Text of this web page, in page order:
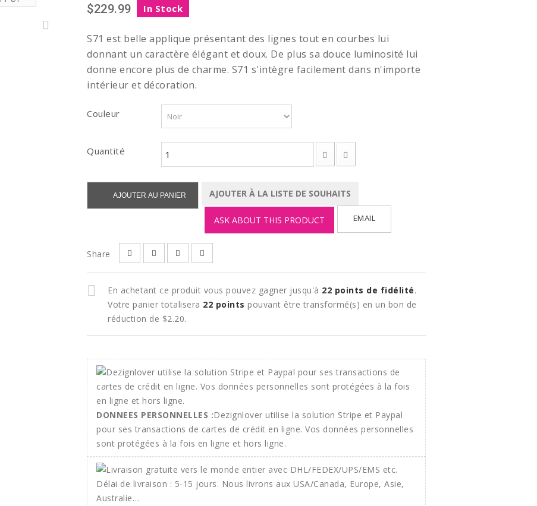
$229.99 In Stock
S71 est belle applique présentant des lignes tout en courbes lui
donnant un caractère élégant et doux. De plus sa douce luminosité lui
donne encore plus de charme. S71 s'intègre facilement dans n'importe
intérieur et décoration.
Couleur
Quantité
AJOUTER AU PANIER AJOUTER À LA LISTE DE SOUHAITS
ASK ABOUT THIS PRODUCT EMAIL
Share
En achetant ce produit vous pouvez gagner jusqu'à 22 points de fidélité.
Votre panier totalisera 22 points pouvant être transformé(s) en un bon de
réduction de $2.20.
DONNEES PERSONNELLES :Dezignlover utilise la solution Stripe et Paypal
pour ses transactions de cartes de crédit en ligne. Vos données personnelles
sont protégées à la fois en ligne et hors ligne.